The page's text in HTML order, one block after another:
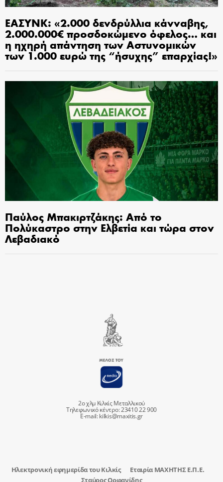
ΕΑΣΥΝΚ: «2.000 δενδρύλλια κάνναβης,
2.000.000€ προσδοκώμενο όφελος… και
η ηχηρή απάντηση των Αστυνομικών
των 1.000 ευρώ της “ήσυχης” επαρχίας!»
Παύλος Μπακιρτζάκης: Από το
Πολύκαστρο στην Ελβετία και τώρα στον
Λεβαδιακό
2ο χλμ Κιλκίς Μεταλλικού
Τηλεφωνικό κέντρο: 23410 22 900
E-mail:kilkis@maxitis.gr
Ηλεκτρονική εφημερίδα του Κιλκίς
Εταιρία ΜΑΧΗΤΗΣ Ε.Π.Ε.
Σταύρος Ορφανίδης